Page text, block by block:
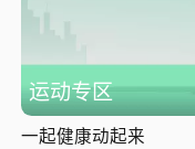
运动专区
一起健康动起来